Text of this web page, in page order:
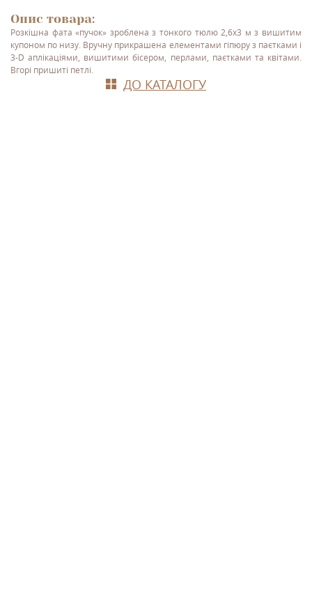
Опис товара:
Розкішна фата «пучок» зроблена з тонкого тюлю 2,6х3 м з вишитим
купоном по низу. Вручну прикрашена елементами гіпюру з паєтками і
3-D аплікаціями, вишитими бісером, перлами, паєтками та квітами.
Вгорі пришиті петлі.
ДО КАТАЛОГУ